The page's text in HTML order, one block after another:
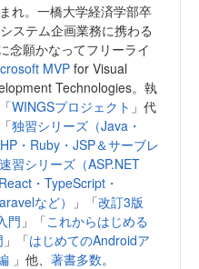
れ。一橋大学経済学部卒
ステム企画業務に携わる
念願かなってフリーライ
MVPfor Visual
Technologies。執
WINGSプロジェクト 」代
独習シリーズ（Java・
・Ruby・JSP＆サーブレ
速習シリーズ（ASP.NET
・TypeScript・
など）
」「改訂3版
門 」「これからはじめる
」「はじめてのAndroidア
」他、 著書多数。